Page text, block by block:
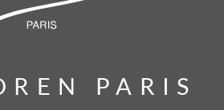
PARIS
PARIS